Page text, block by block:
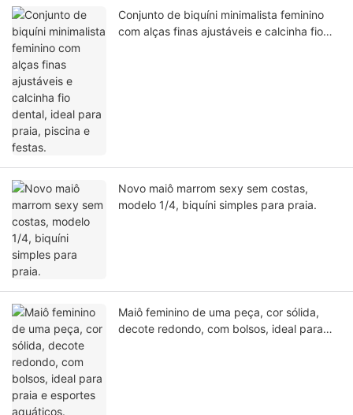
Conjunto de biquíni minimalista feminino
com alças finas ajustáveis ​​e calcinha fio
Novo maiô marrom sexy sem costas,
modelo 1/4, biquíni simples para praia.
Maiô feminino de uma peça, cor sólida,
decote redondo, com bolsos, ideal para